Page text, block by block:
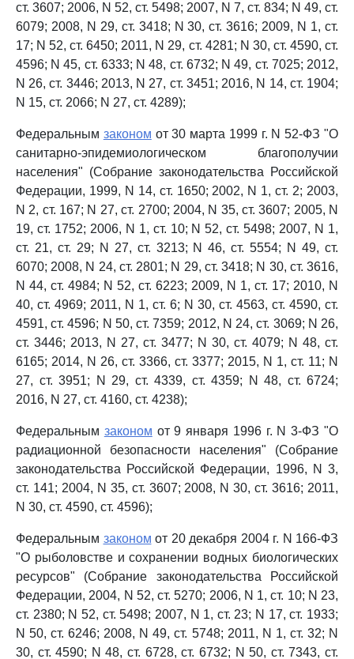
ст. 3607; 2006, N 52, ст. 5498; 2007, N 7, ст. 834; N 49, ст.
6079; 2008, N 29, ст. 3418; N 30, ст. 3616; 2009, N 1, ст.
17; N 52, ст. 6450; 2011, N 29, ст. 4281; N 30, ст. 4590, ст.
4596; N 45, ст. 6333; N 48, ст. 6732; N 49, ст. 7025; 2012,
N 26, ст. 3446; 2013, N 27, ст. 3451; 2016, N 14, ст. 1904;
N 15, ст. 2066; N 27, ст. 4289);
Федеральным законом от 30 марта 1999 г. N 52-ФЗ "О
санитарно-эпидемиологическом благополучии
населения" (Собрание законодательства Российской
Федерации, 1999, N 14, ст. 1650; 2002, N 1, ст. 2; 2003,
N 2, ст. 167; N 27, ст. 2700; 2004, N 35, ст. 3607; 2005, N
19, ст. 1752; 2006, N 1, ст. 10; N 52, ст. 5498; 2007, N 1,
ст. 21, ст. 29; N 27, ст. 3213; N 46, ст. 5554; N 49, ст.
6070; 2008, N 24, ст. 2801; N 29, ст. 3418; N 30, ст. 3616,
N 44, ст. 4984; N 52, ст. 6223; 2009, N 1, ст. 17; 2010, N
40, ст. 4969; 2011, N 1, ст. 6; N 30, ст. 4563, ст. 4590, ст.
4591, ст. 4596; N 50, ст. 7359; 2012, N 24, ст. 3069; N 26,
ст. 3446; 2013, N 27, ст. 3477; N 30, ст. 4079; N 48, ст.
6165; 2014, N 26, ст. 3366, ст. 3377; 2015, N 1, ст. 11; N
27, ст. 3951; N 29, ст. 4339, ст. 4359; N 48, ст. 6724;
2016, N 27, ст. 4160, ст. 4238);
Федеральным законом от 9 января 1996 г. N 3-ФЗ "О
радиационной безопасности населения" (Собрание
законодательства Российской Федерации, 1996, N 3,
ст. 141; 2004, N 35, ст. 3607; 2008, N 30, ст. 3616; 2011,
N 30, ст. 4590, ст. 4596);
Федеральным законом от 20 декабря 2004 г. N 166-ФЗ
"О рыболовстве и сохранении водных биологических
ресурсов" (Собрание законодательства Российской
Федерации, 2004, N 52, ст. 5270; 2006, N 1, ст. 10; N 23,
ст. 2380; N 52, ст. 5498; 2007, N 1, ст. 23; N 17, ст. 1933;
N 50, ст. 6246; 2008, N 49, ст. 5748; 2011, N 1, ст. 32; N
30, ст. 4590; N 48, ст. 6728, ст. 6732; N 50, ст. 7343, ст.